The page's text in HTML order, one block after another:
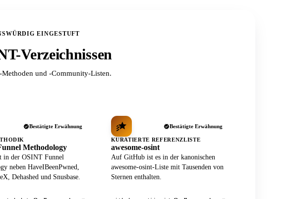
EINGESTUFT
Verzeichnissen
Methoden und -Community-Listen.
Bestätigte Erwähnung
Methodology
in der OSINT Funnel
neben HaveIBeenPwned,
Dehashed und Snusbase.
Bestätigte Erwähnung
KURATIERTE REFERENZLISTE
awesome-osint
Auf GitHub ist es in der kanonischen
awesome-osint-Liste mit Tausenden von
Sternen enthalten.